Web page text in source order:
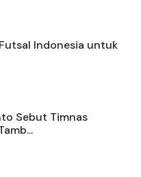
Indonesia untuk
Sebut Timnas